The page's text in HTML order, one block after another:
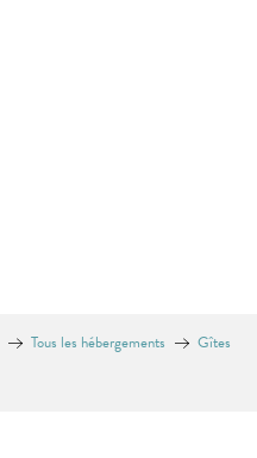
Tous les hébergements
Gîtes